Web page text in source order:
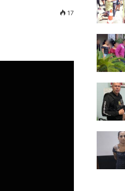
17